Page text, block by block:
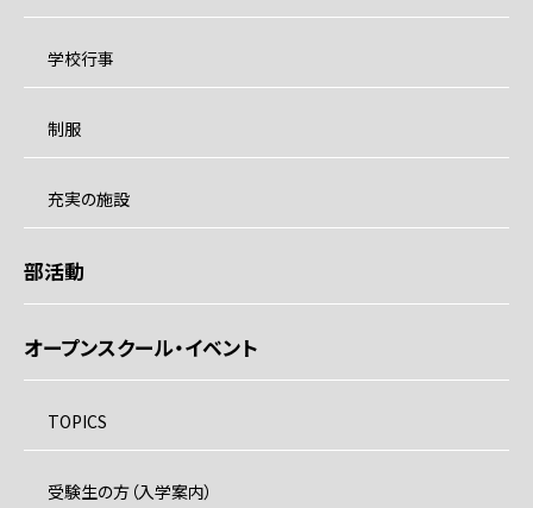
学校行事
制服
充実の施設
部活動
オープンスクール・イベント
TOPICS
受験生の方（入学案内）